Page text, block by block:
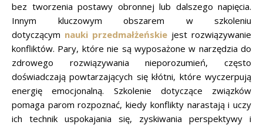
bez tworzenia postawy obronnej lub dalszego napięcia.
Innym kluczowym obszarem w szkoleniu
dotyczącym nauki przedmałżeńskie jest rozwiązywanie
konfliktów. Pary, które nie są wyposażone w narzędzia do
zdrowego rozwiązywania nieporozumień, często
doświadczają powtarzających się kłótni, które wyczerpują
energię emocjonalną. Szkolenie dotyczące związków
pomaga parom rozpoznać, kiedy konflikty narastają i uczy
ich technik uspokajania się, zyskiwania perspektywy i